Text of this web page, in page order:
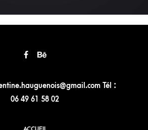
Tél :
06 49 61 58 02